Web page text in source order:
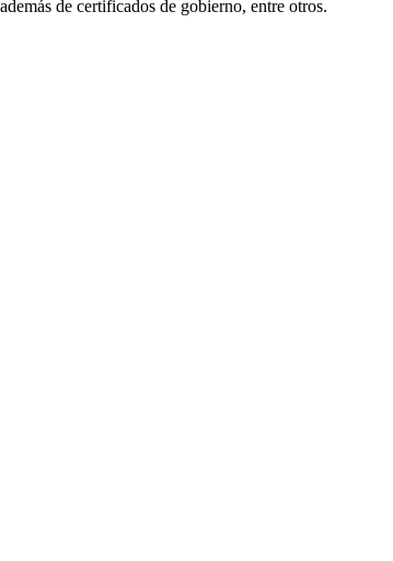
de certificados de gobierno, entre otros.